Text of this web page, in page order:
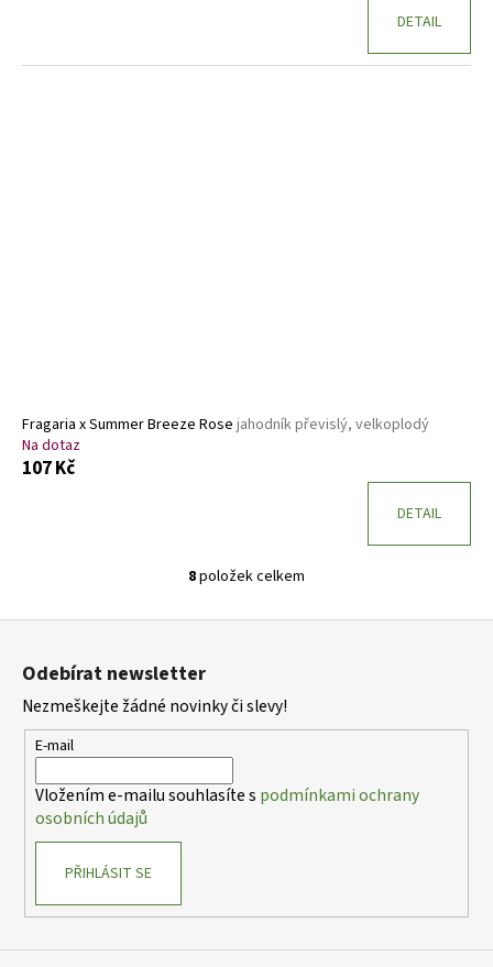
DETAIL
Fragaria x Summer Breeze Rose jahodník převislý, velkoplodý
Na dotaz
107 Kč
DETAIL
O
v
a
c
r
ý
p
8položek celkem
Z
Odebírat newsletter
Nezmeškejte žádné novinky či slevy!
E-mail
Vložením e-mailu souhlasíte s podmínkami ochrany
osobních údajů
PŘIHLÁSIT SE